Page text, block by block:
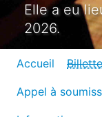
Elle a eu
2026.
Accueil
Appel à